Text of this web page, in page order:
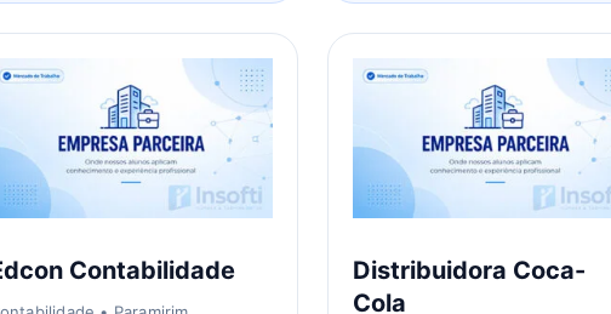
Contabilidade
Distribuidora Coca-
Cola